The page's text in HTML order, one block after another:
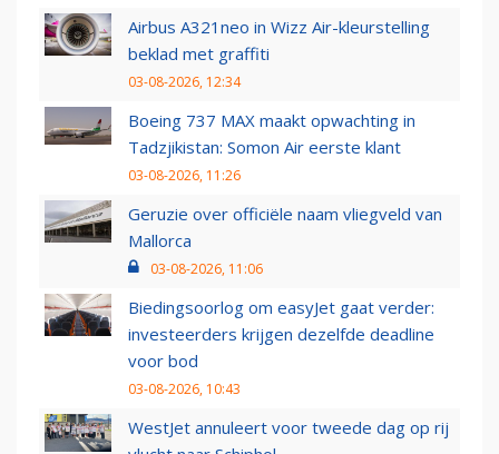
Airbus A321neo in Wizz Air-kleurstelling
beklad met graffiti
03-08-2026, 12:34
Boeing 737 MAX maakt opwachting in
Tadzjikistan: Somon Air eerste klant
03-08-2026, 11:26
Geruzie over officiële naam vliegveld van
Mallorca
03-08-2026, 11:06
Biedingsoorlog om easyJet gaat verder:
investeerders krijgen dezelfde deadline
voor bod
03-08-2026, 10:43
WestJet annuleert voor tweede dag op rij